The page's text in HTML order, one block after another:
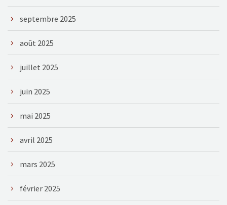
septembre 2025
août 2025
juillet 2025
juin 2025
mai 2025
avril 2025
mars 2025
février 2025